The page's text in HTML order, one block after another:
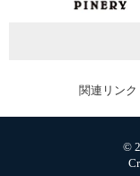
関連リンク
©